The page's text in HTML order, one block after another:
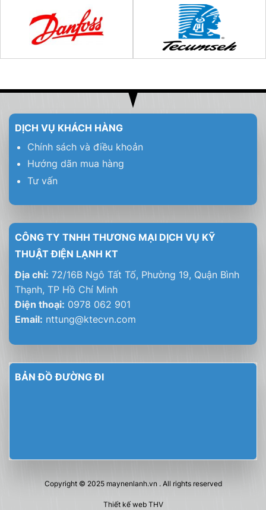
DỊCH VỤ KHÁCH HÀNG
Chính sách và điều khoản
Hướng dãn mua hàng
Tư vấn
CÔNG TY TNHH THƯƠNG MẠI DỊCH VỤ KỸ
THUẬT ĐIỆN LẠNH KT
Địa chỉ: 72/16B Ngô Tất Tố, Phường 19, Quận Bình
Thạnh, TP Hồ Chí Minh
Điện thoại: 0978 062 901
Email: nttung@ktecvn.com
BẢN ĐỒ ĐƯỜNG ĐI
Copyright © 2025 maynenlanh.vn . All rights reserved
Thiết kế web THV